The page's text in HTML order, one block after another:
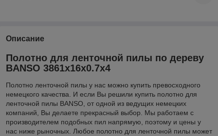
Описание
Полотно для ленточной пилы по дереву
BANSO 3861х16х0.7х4
Полотно ленточной пилы у нас можно купить превосходного
немецкого качества. И если Вы решили купить полотно для
ленточной пилы BANSO, от одной из ведущих немецких
компаний, Вы делаете прекрасный выбор. Мы работаем с
производителем подобных пил напрямую, поэтому и цены у
нас ниже рыночных. Любое полотно для ленточной пилы может